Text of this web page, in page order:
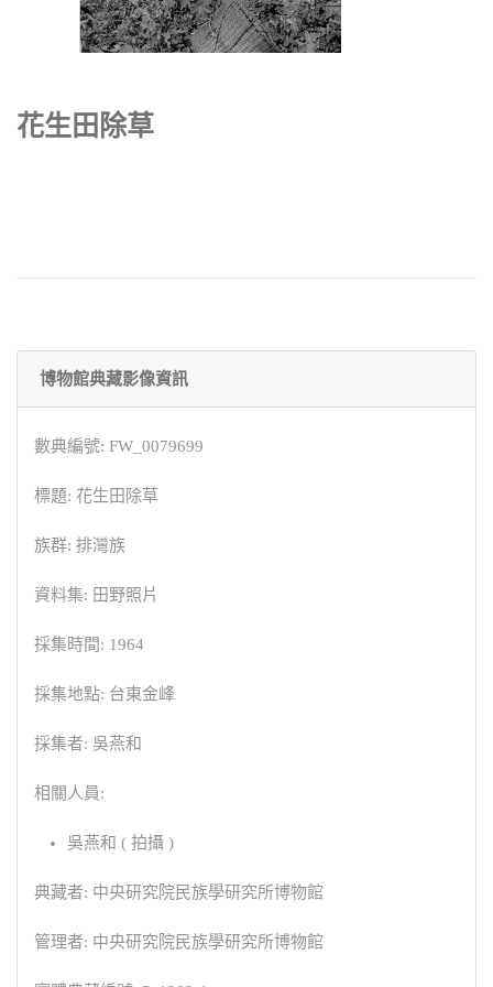
花生田除草
博物館典藏影像資訊
數典編號: FW_0079699
標題: 花生田除草
族群: 排灣族
資料集: 田野照片
採集時間: 1964
採集地點: 台東金峰
採集者: 吳燕和
相關人員:
吳燕和 ( 拍攝 )
典藏者: 中央研究院民族學研究所博物館
管理者: 中央研究院民族學研究所博物館